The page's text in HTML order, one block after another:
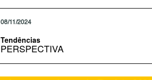
08/11/2024
Tendências
PERSPECTIVA